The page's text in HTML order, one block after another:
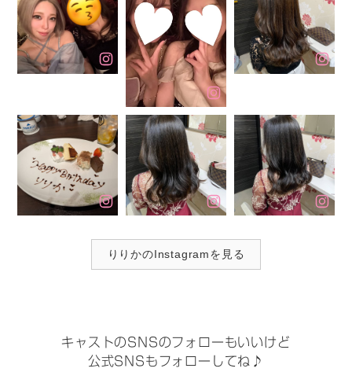
りりかのInstagramを見る
キャストのSNSのフォローもいいけど
公式SNSもフォローしてね♪